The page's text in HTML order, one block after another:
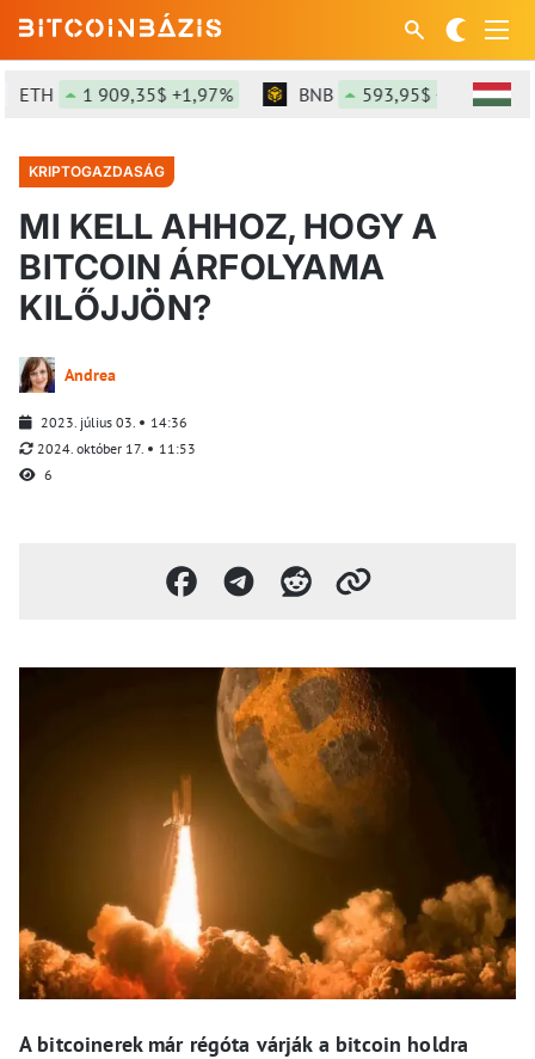
1 909,35$ +1,97% BNB 593,95$ +0,11%
KRIPTOGAZDASÁG
MI KELL AHHOZ, HOGY A
BITCOIN ÁRFOLYAMA
KILŐJJÖN?
Andrea
2023. július 03.
14:36
2024. október 17.
11:53
6
A bitcoinerek már régóta várják a bitcoin holdra